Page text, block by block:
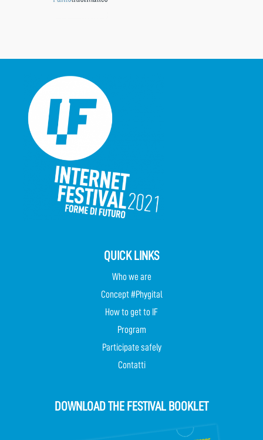
QUICK LINKS
Who we are
Concept #Phygital
How to get to IF
Program
Participate safely
Contatti
DOWNLOAD THE FESTIVAL BOOKLET